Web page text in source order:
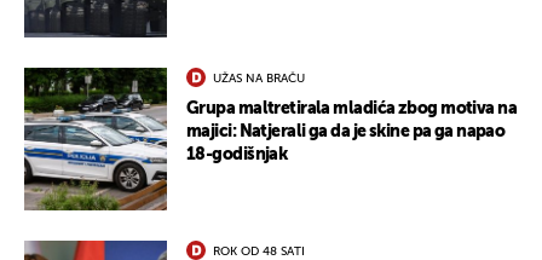
UŽAS NA BRAČU
Grupa maltretirala mladića zbog motiva na
majici: Natjerali ga da je skine pa ga napao
18-godišnjak
ROK OD 48 SATI